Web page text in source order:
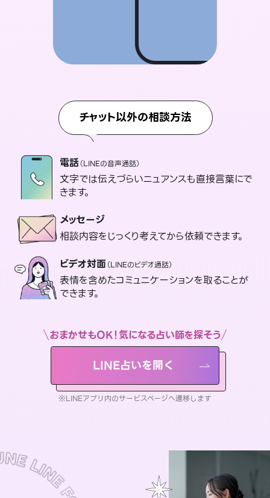
チャット以外の相談方法
電話（LINEの音声通話）
文字では伝えづらいニュアンスも直接言葉にで
きます。
メッセージ
相談内容をじっくり考えてから依頼できます。
ビデオ対面（LINEのビデオ通話）
表情を含めたコミュニケーションを取ることが
できます。
おまかせもOK！気になる占い師を探そう
LINE占いを開く
※LINEアプリ内のサービスページへ遷移します